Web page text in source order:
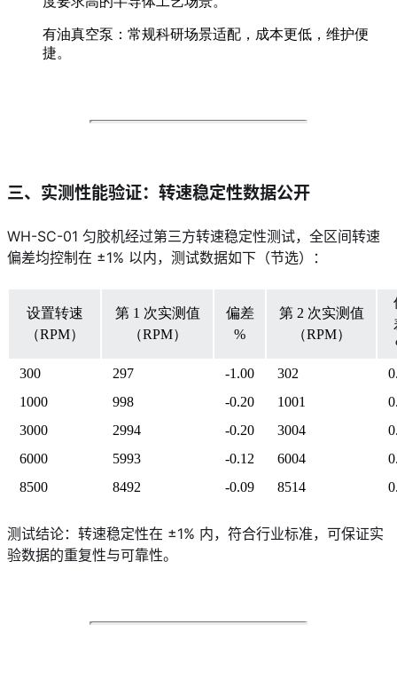
有油真空泵：常规科研场景适配，成本更低，维护便
捷。
三、实测性能验证：转速稳定性数据公开
WH-SC-01 匀胶机经过第三方转速稳定性测试，全区间转速
偏差均控制在 ±1% 以内，测试数据如下（节选）：
设置转速
（RPM）
第 1 次实测值
（RPM）
偏差
%
第 2 次实测值
（RPM）
300
297 -1.00 302
1000
998 -0.20 1001
3000
2994 -0.20 3004
6000
5993 -0.12 6004
8500
8492 -0.09 8514
测试结论：转速稳定性在 ±1% 内，符合行业标准，可保证实
验数据的重复性与可靠性。